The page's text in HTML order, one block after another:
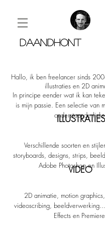
DAANDHONT
ILLUSTRATIES
VIDEO
Hallo, ik ben freelancer sinds
illustraties en 2D
In principe eender wat ik kan
is mijn passie. Een selectie van
onderstaande
Verschillende soorten en
storyboards, designs, strips,
Adobe Photoshop en
2D animatie, motion
videoscribing,
Effects en